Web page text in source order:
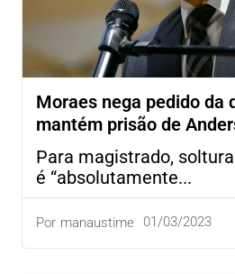
Moraes nega pedido da
mantém prisão de
Por manaustime 01/03/2023
Para magistrado,
é “absolutamente...